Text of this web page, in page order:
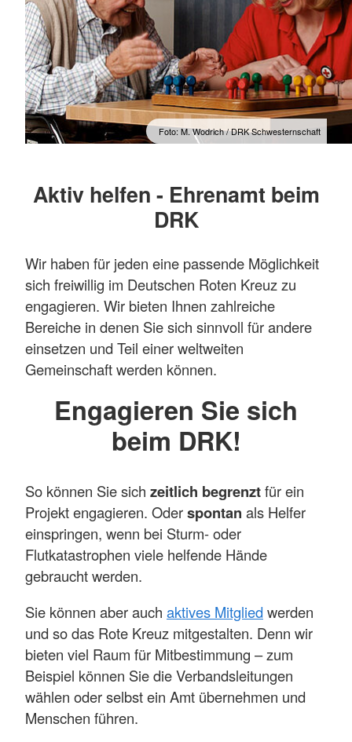
Foto: M. Wodrich / DRK Schwesternschaft
Aktiv helfen - Ehrenamt beim
DRK
Wir haben für jeden eine passende Möglichkeit
sich freiwillig im Deutschen Roten Kreuz zu
engagieren. Wir bieten Ihnen zahlreiche
Bereiche in denen Sie sich sinnvoll für andere
einsetzen und Teil einer weltweiten
Gemeinschaft werden können.
Engagieren Sie sich
beim DRK!
So können Sie sich zeitlich begrenztfür ein
Projekt engagieren. Oderspontan als Helfer
einspringen, wenn bei Sturm- oder
Flutkatastrophen viele helfende Hände
gebraucht werden.
Sie können aber auch aktives Mitglied werden
und so das Rote Kreuz mitgestalten. Denn wir
bieten viel Raum für Mitbestimmung – zum
Beispiel können Sie die Verbandsleitungen
wählen oder selbst ein Amt übernehmen und
Menschen führen.